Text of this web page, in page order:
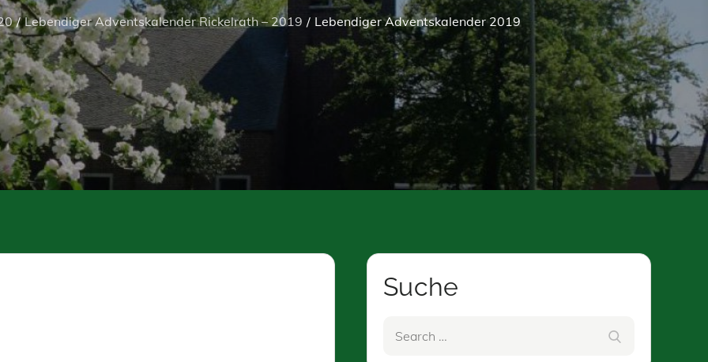
Lebendiger Adventskalender Rickelrath – 2019 Lebendiger Adventskalender 2019
Suche